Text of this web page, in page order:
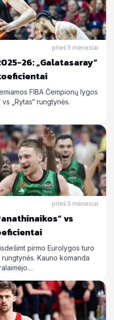
prieš 5 mėnesiai
26: „Galatasaray“
FIBA Čempionų lygos
„Rytas“ rungtynės.
prieš 5 mėnesiai
vs
pirmo Eurolygos turo
rungtynės. Kauno komanda